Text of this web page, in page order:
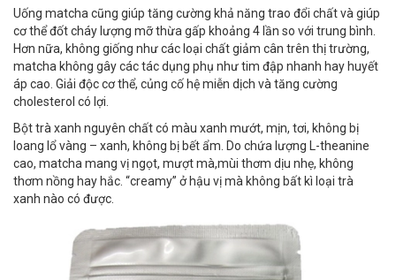
Uống matcha cũng giúp tăng cường khả năng trao đổi chất và giúp
cơ thể đốt cháy lượng mỡ thừa gấp khoảng 4 lần so với trung bình.
Hơn nữa, không giống như các loại chất giảm cân trên thị trường,
matcha không gây các tác dụng phụ như tim đập nhanh hay huyết
áp cao. Giải độc cơ thể, củng cố hệ miễn dịch và tăng cường
cholesterol có lợi.
Bột trà xanh nguyên chất có màu xanh mướt, mịn, tơi, không bị
loang lổ vàng – xanh, không bị bết ẩm. Do chứa lượng L-theanine
cao, matcha mang vị ngọt, mượt mà,mùi thơm dịu nhẹ, không
thơm nồng hay hắc. “creamy” ở hậu vị mà không bất kì loại trà
xanh nào có được.